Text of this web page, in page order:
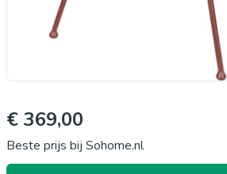
€ 369,00
Beste prijs bij Sohome.nl